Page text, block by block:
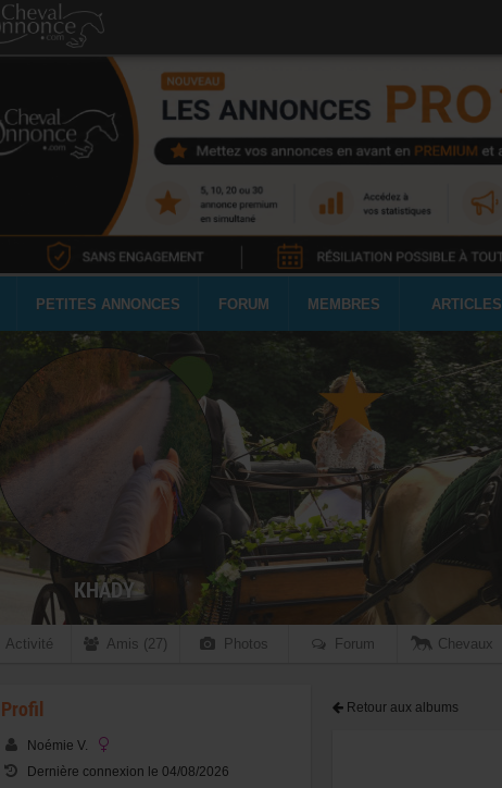
PETITES ANNONCES FORUM MEMBRES ARTICLES
KHADY
Activité Amis (27) Photos Forum Chevaux
Profil
Noémie V.
Dernière connexion le 04/08/2026
Retour aux albums